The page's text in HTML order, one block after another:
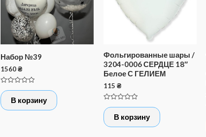
Набор №39
1560₴
Оценка
0
5
В корзину
Фольгированные шары /
3204-0006 СЕРДЦЕ 18″
Белое С ГЕЛИЕМ
115 ₴
Оценка
0
5
В корзину